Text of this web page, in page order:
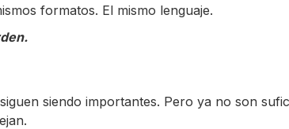
formatos. El mismo lenguaje.
siendo importantes. Pero ya no son